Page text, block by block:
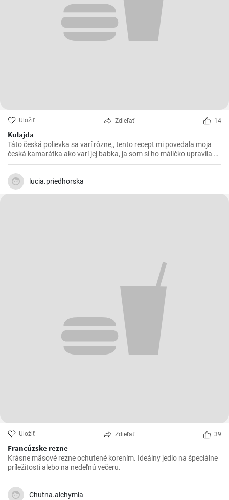
Uložiť Zdieľať 14
Kulajda
Táto česká polievka sa varí rôzne,, tento recept mi povedala moja
česká kamarátka ako varí jej babka, ja som si ho máličko upravila a
chutila nám s manželom. Skúste 😉
lucia.priedhorska
Uložiť Zdieľať 39
Francúzske rezne
Krásne mäsové rezne ochutené korením. Ideálny jedlo na špeciálne
príležitosti alebo na nedeľnú večeru.
Chutna.alchymia